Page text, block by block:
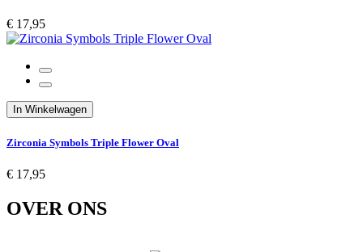
€ 17,95
In Winkelwagen
Zirconia Symbols Triple Flower Oval
€ 17,95
OVER ONS